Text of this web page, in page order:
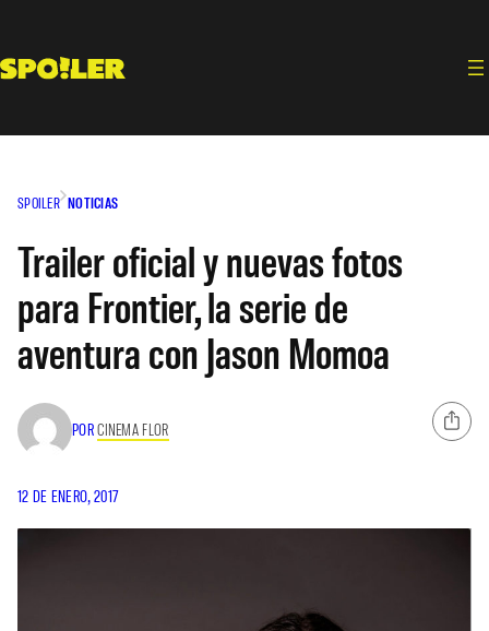
contenido
SPOILER NOTICIAS
Trailer oficial y nuevas fotos
para Frontier, la serie de
aventura con Jason Momoa
PORCINEMA FLOR
12 DE ENERO, 2017